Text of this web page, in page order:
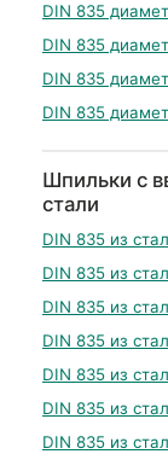
DIN 835
DIN 835
DIN 835
DIN 835
Шпильки с
стали
DIN 835 из
DIN 835 из
DIN 835 из
DIN 835 из
DIN 835 из
DIN 835 из
DIN 835 из